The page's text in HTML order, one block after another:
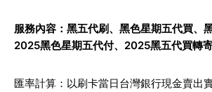
服務內容：黑五代刷、黑色星期五代買、
2025黑色星期五代付、2025黑五代買轉
匯率計算：以刷卡當日台灣銀行現金賣出